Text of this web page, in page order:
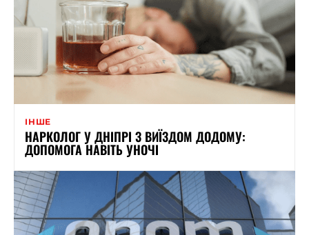
ІНШЕ
НАРКОЛОГ У ДНІПРІ З ВИЇЗДОМ ДОДОМУ:
ДОПОМОГА НАВІТЬ УНОЧІ